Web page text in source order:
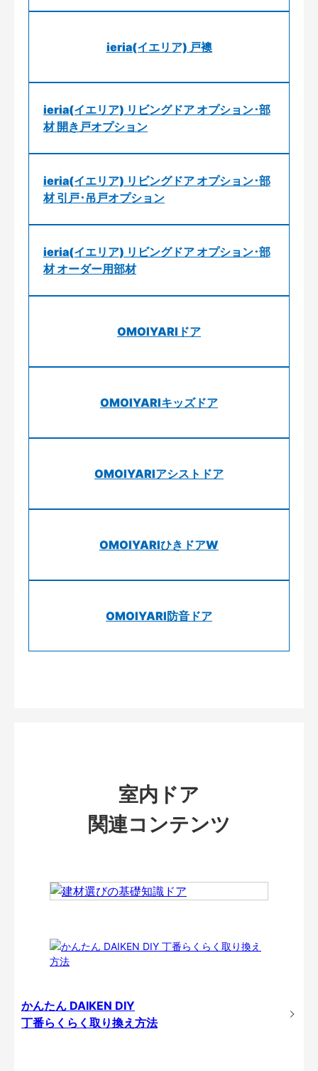
ieria(イエリア) 戸襖
ieria(イエリア) リビングドア オプション･部
材 開き戸オプション
ieria(イエリア) リビングドア オプション･部
材 引戸･吊戸オプション
ieria(イエリア) リビングドア オプション･部
材 オーダー用部材
OMOIYARIドア
OMOIYARIキッズドア
OMOIYARIアシストドア
OMOIYARIひきドアW
OMOIYARI防音ドア
室内ドア
関連コンテンツ
かんたん DAIKEN DIY
丁番らくらく取り換え方法